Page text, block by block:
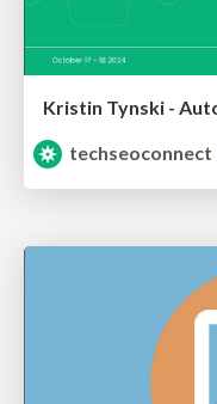
techseoconnect